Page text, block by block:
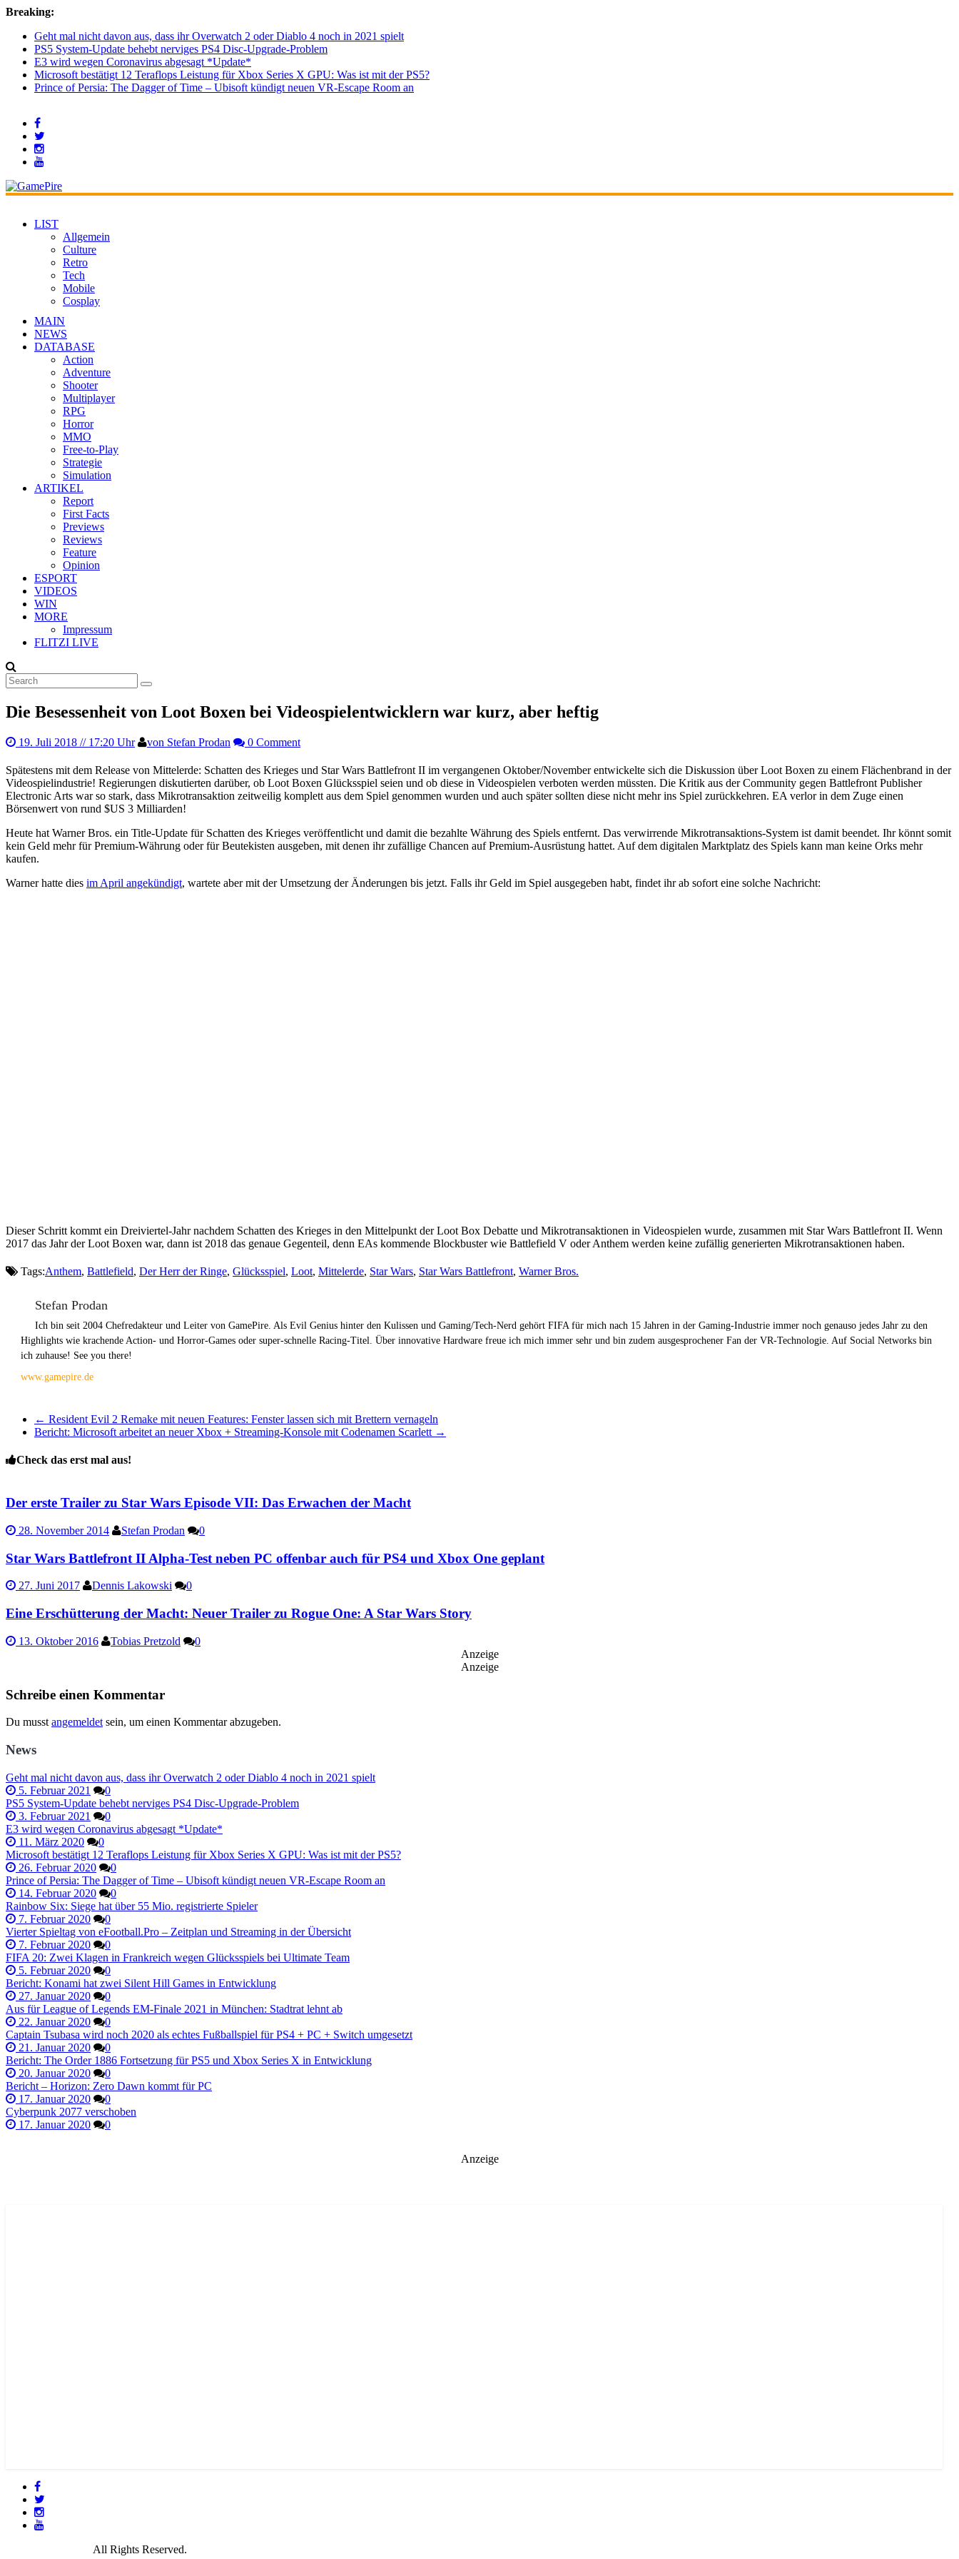
Breaking:
Geht mal nicht davon aus, dass ihr Overwatch 2 oder Diablo 4 noch in 2021 spielt
PS5 System-Update behebt nerviges PS4 Disc-Upgrade-Problem
E3 wird wegen Coronavirus abgesagt *Update*
Microsoft bestätigt 12 Teraflops Leistung für Xbox Series X GPU: Was ist mit der PS5?
Prince of Persia: The Dagger of Time – Ubisoft kündigt neuen VR-Escape Room an
LIST
Allgemein
Culture
Retro
Tech
Mobile
Cosplay
MAIN
NEWS
DATABASE
Action
Adventure
Shooter
Multiplayer
RPG
Horror
MMO
Free-to-Play
Strategie
Simulation
ARTIKEL
Report
First Facts
Previews
Reviews
Feature
Opinion
ESPORT
VIDEOS
WIN
MORE
Impressum
FLITZI LIVE
Die Besessenheit von Loot Boxen bei Videospielentwicklern war kurz, aber heftig
19. Juli 2018 // 17:20 Uhr von Stefan Prodan 0 Comment
Spätestens mit dem Release von Mittelerde: Schatten des Krieges und Star Wars Battlefront II im vergangenen Oktober/November entwickelte sich die Diskussion über Loot Boxen zu einem Flächenbrand in der
Videospielindustrie! Regierungen diskutierten darüber, ob Loot Boxen Glücksspiel seien und ob diese in Videospielen verboten werden müssten. Die Kritik aus der Community gegen Battlefront Publisher
Electronic Arts war so stark, dass Mikrotransaktion zeitweilig komplett aus dem Spiel genommen wurden und auch später sollten diese nicht mehr ins Spiel zurückkehren. EA verlor in dem Zuge einen
Börsenwert von rund $US 3 Milliarden!
Heute hat Warner Bros. ein Title-Update für Schatten des Krieges veröffentlicht und damit die bezahlte Währung des Spiels entfernt. Das verwirrende Mikrotransaktions-System ist damit beendet. Ihr könnt somit
kein Geld mehr für Premium-Währung oder für Beutekisten ausgeben, mit denen ihr zufällige Chancen auf Premium-Ausrüstung hattet. Auf dem digitalen Marktplatz des Spiels kann man keine Orks mehr
kaufen.
Warner hatte dies im April angekündigt, wartete aber mit der Umsetzung der Änderungen bis jetzt. Falls ihr Geld im Spiel ausgegeben habt, findet ihr ab sofort eine solche Nachricht:
Dieser Schritt kommt ein Dreiviertel-Jahr nachdem Schatten des Krieges in den Mittelpunkt der Loot Box Debatte und Mikrotransaktionen in Videospielen wurde, zusammen mit Star Wars Battlefront II. Wenn
2017 das Jahr der Loot Boxen war, dann ist 2018 das genaue Gegenteil, denn EAs kommende Blockbuster wie Battlefield V oder Anthem werden keine zufällig generierten Mikrotransaktionen haben.
Tags:Anthem, Battlefield, Der Herr der Ringe, Glücksspiel, Loot, Mittelerde, Star Wars, Star Wars Battlefront, Warner Bros.
Stefan Prodan
Ich bin seit 2004 Chefredakteur und Leiter von GamePire. Als Evil Genius hinter den Kulissen und Gaming/Tech-Nerd gehört FIFA für mich nach 15 Jahren in der Gaming-Industrie immer noch genauso jedes Jahr zu den
Highlights wie krachende Action- und Horror-Games oder super-schnelle Racing-Titel. Über innovative Hardware freue ich mich immer sehr und bin zudem ausgesprochener Fan der VR-Technologie. Auf Social Networks bin
ich zuhause! See you there!
www.gamepire.de
← Resident Evil 2 Remake mit neuen Features: Fenster lassen sich mit Brettern vernageln
Bericht: Microsoft arbeitet an neuer Xbox + Streaming-Konsole mit Codenamen Scarlett →
Check das erst mal aus!
Der erste Trailer zu Star Wars Episode VII: Das Erwachen der Macht
28. November 2014 Stefan Prodan 0
Star Wars Battlefront II Alpha-Test neben PC offenbar auch für PS4 und Xbox One geplant
27. Juni 2017 Dennis Lakowski 0
Eine Erschütterung der Macht: Neuer Trailer zu Rogue One: A Star Wars Story
13. Oktober 2016 Tobias Pretzold
0
Anzeige
Anzeige
Schreibe einen Kommentar
Du musst angemeldet sein, um einen Kommentar abzugeben.
News
Geht mal nicht davon aus, dass ihr Overwatch 2 oder Diablo 4 noch in 2021 spielt
5. Februar 2021
0
PS5 System-Update behebt nerviges PS4 Disc-Upgrade-Problem
3. Februar 2021
0
E3 wird wegen Coronavirus abgesagt *Update*
11. März 2020
0
Microsoft bestätigt 12 Teraflops Leistung für Xbox Series X GPU: Was ist mit der PS5?
26. Februar 2020
0
Prince of Persia: The Dagger of Time – Ubisoft kündigt neuen VR-Escape Room an
14. Februar 2020
0
Rainbow Six: Siege hat über 55 Mio. registrierte Spieler
7. Februar 2020
0
Vierter Spieltag von eFootball.Pro – Zeitplan und Streaming in der Übersicht
7. Februar 2020
0
FIFA 20: Zwei Klagen in Frankreich wegen Glücksspiels bei Ultimate Team
5. Februar 2020
0
Bericht: Konami hat zwei Silent Hill Games in Entwicklung
27. Januar 2020
0
Aus für League of Legends EM-Finale 2021 in München: Stadtrat lehnt ab
22. Januar 2020
0
Captain Tsubasa wird noch 2020 als echtes Fußballspiel für PS4 + PC + Switch umgesetzt
21. Januar 2020
0
Bericht: The Order 1886 Fortsetzung für PS5 und Xbox Series X in Entwicklung
20. Januar 2020
0
Bericht – Horizon: Zero Dawn kommt für PC
17. Januar 2020
0
Cyberpunk 2077 verschoben
17. Januar 2020
0
Anzeige
All Rights Reserved.